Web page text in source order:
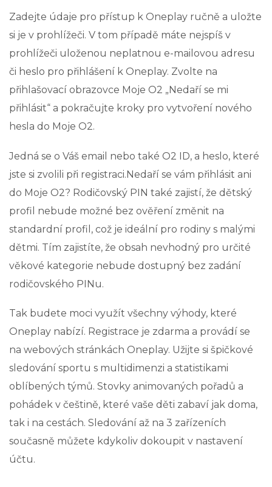
Zadejte údaje pro přístup k Oneplay ručně a uložte
si je v prohlížeči. V tom případě máte nejspíš v
prohlížeči uloženou neplatnou e-mailovou adresu
či heslo pro přihlášení k Oneplay. Zvolte na
přihlašovací obrazovce Moje O2 „Nedaří se mi
přihlásit“ a pokračujte kroky pro vytvoření nového
hesla do Moje O2.
Jedná se o Váš email nebo také O2 ID, a heslo, které
jste si zvolili při registraci.Nedaří se vám přihlásit ani
do Moje O2? Rodičovský PIN také zajistí, že dětský
profil nebude možné bez ověření změnit na
standardní profil, což je ideální pro rodiny s malými
dětmi. Tím zajistíte, že obsah nevhodný pro určité
věkové kategorie nebude dostupný bez zadání
rodičovského PINu.
Tak budete moci využít všechny výhody, které
Oneplay nabízí. Registrace je zdarma a provádí se
na webových stránkách Oneplay. Užijte si špičkové
sledování sportu s multidimenzi a statistikami
oblíbených týmů. Stovky animovaných pořadů a
pohádek v češtině, které vaše děti zabaví jak doma,
tak i na cestách. Sledování až na 3 zařízeních
současně můžete kdykoliv dokoupit v nastavení
účtu.